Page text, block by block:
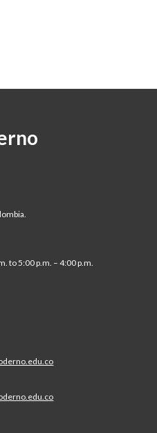
to 5:00 p.m. – 4:00 p.m.